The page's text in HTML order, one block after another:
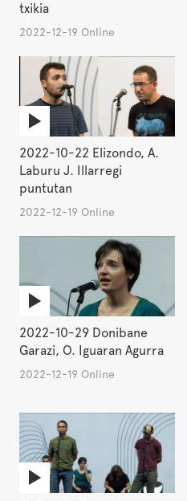
txikia
2022-12-19 Online
2022-10-22 Elizondo, A.
Laburu J. Illarregi
puntutan
2022-12-19 Online
2022-10-29 Donibane
Garazi, O. Iguaran Agurra
2022-12-19 Online